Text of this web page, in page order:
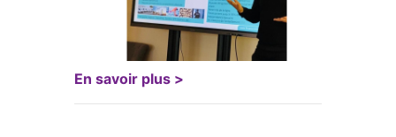
En savoir plus >